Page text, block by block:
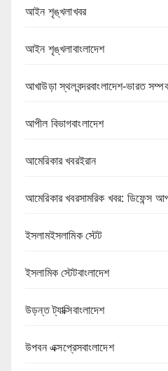
আইন শৃঙ্খলাখবর
আইন শৃঙ্খলাবাংলাদেশ
আখাউড়া স্থলবন্দরবাংলাদেশ-ভারত
আপীল বিভাগবাংলাদেশ
আমেরিকার খবরইরান
আমেরিকার খবরসামরিক খবর: ডিফেন্স
ইসলামইসলামিক স্টেট
ইসলামিক স্টেটবাংলাদেশ
উড়ন্ত ট্যাক্সিবাংলাদেশ
উপবন এক্সপ্রেসবাংলাদেশ